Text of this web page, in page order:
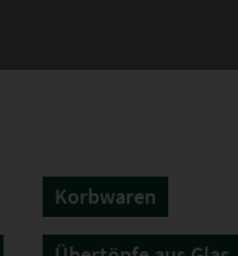
Korbwaren